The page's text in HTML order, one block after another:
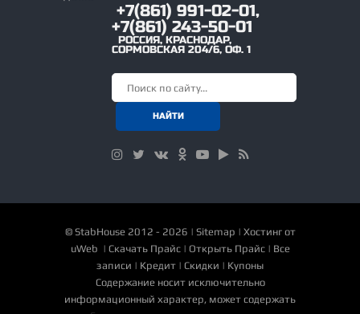
+7(861) 991-02-01,
+7(861) 243-50-01
РОССИЯ,КРАСНОДАР,
СОРМОВСКАЯ 204/6, ОФ. 1
© StabHouse2012 - 2026 | Sitemap | Хостинг от
uWeb | Скачать Прайс| Открыть Прайс| Все
записи | Кредит | Скидки | Купоны
Содержание носит исключительно
информационный характер, может содержать